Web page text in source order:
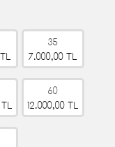
35
7.000,00 TL
60
12.000,00 TL